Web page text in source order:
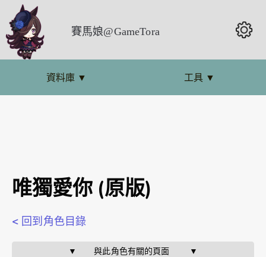
賽馬娘@GameTora
資料庫 ▼ 工具 ▼
唯獨愛你 (原版)
< 回到角色目錄
▼       與此角色有關的頁面        ▼